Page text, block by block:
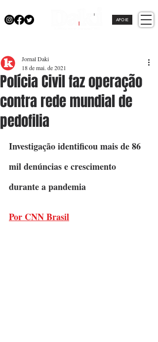
APOIE
Polícia Civil faz operação
contra rede mundial de
pedofilia
Jornal Daki
18 de mai. de 2021
Investigação identificou mais de 86
mil denúncias e crescimento
durante a pandemia
Por CNN Brasil